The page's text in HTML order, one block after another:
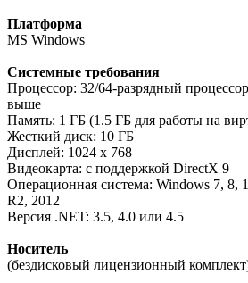
Платформа
MS Windows
Системные требования
Процессор: 32/64-разрядный
выше
Память: 1 ГБ (1.5 ГБ для работы на
Жесткий диск: 10 ГБ
Дисплей: 1024 x 768
Видеокарта: с поддержкой DirectX 9
Операционная система: Windows 7, 8,
R2, 2012
Версия .NET: 3.5, 4.0 или 4.5
Носитель
(бездисковый лицензионный